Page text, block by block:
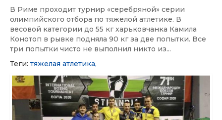
В Риме проходит турнир «серебряной» серии
олимпийского отбора по тяжелой атлетике. В
весовой категории до 55 кг харьковчанка Камила
Конотоп в рывке подняла 90 кг за две попытки. Все
три попытки чисто не выполнил никто из...
Теги: тяжелая атлетика,